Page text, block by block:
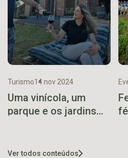
Turismo14 nov 2024
Uma vinícola, um
parque e os jardins
Ver todos conteúdos